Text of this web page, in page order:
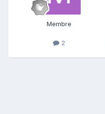
Membre
2